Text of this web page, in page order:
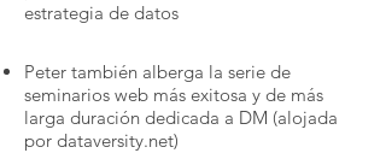
estrategia de datos
Peter también alberga la serie de
seminarios web más exitosa y de más
larga duración dedicada a DM (alojada
por dataversity.net)